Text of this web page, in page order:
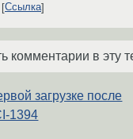
Ссылка
комментарии в эту
загрузке после
1394